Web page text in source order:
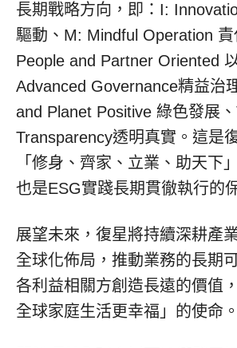
長期戰略方向，即：I:
驅動、M: Mindful Operation
People and Partner Oriented
Advanced Governance精益治
and Planet Positive 綠色發展、
Transparency透明真實。這是
「修身、齊家、立業、助天下
也是ESG實踐長期貫徹執行的
展望未來，復星將持續深耕產
全球化佈局，推動業務的長期
各利益相關方創造長遠的價值
全球家庭生活更幸福」的使命。